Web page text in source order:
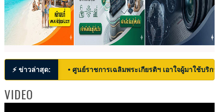
⚡ ข่าวล่าสุด: • ศูนย์ราชการเฉลิมพระเกียรติฯ เอาใจผู้มาใช้บริก
VIDEO